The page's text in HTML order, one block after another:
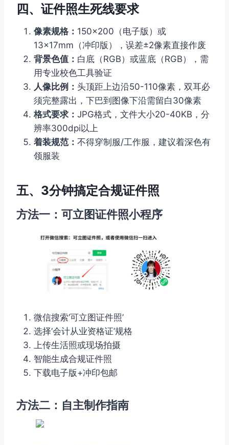
四、证件照生死线要求
像素规格： 150×200（电子版）或
13×17mm（冲印版），误差±2像素直接作废
背景色值： 白底（RGB）或蓝底（RGB），需
用专业校色工具验证
人像比例： 头顶距上边沿50-110像素，双耳必
须完整露出，下巴到图像下沿需留白30像素
格式要求： JPG格式，文件大小20-40KB，分
辨率300dpi以上
着装规范： 不得穿制服/工作服，建议着深色有
领服装
五、3分钟搞定合规证件照
方法一：可立图证件照小程序
微信搜索‘可立图证件照’
选择‘会计从业资格证’规格
上传生活照或现场拍摄
智能生成合规证件照
下载电子版+冲印包邮
方法二：自主制作指南